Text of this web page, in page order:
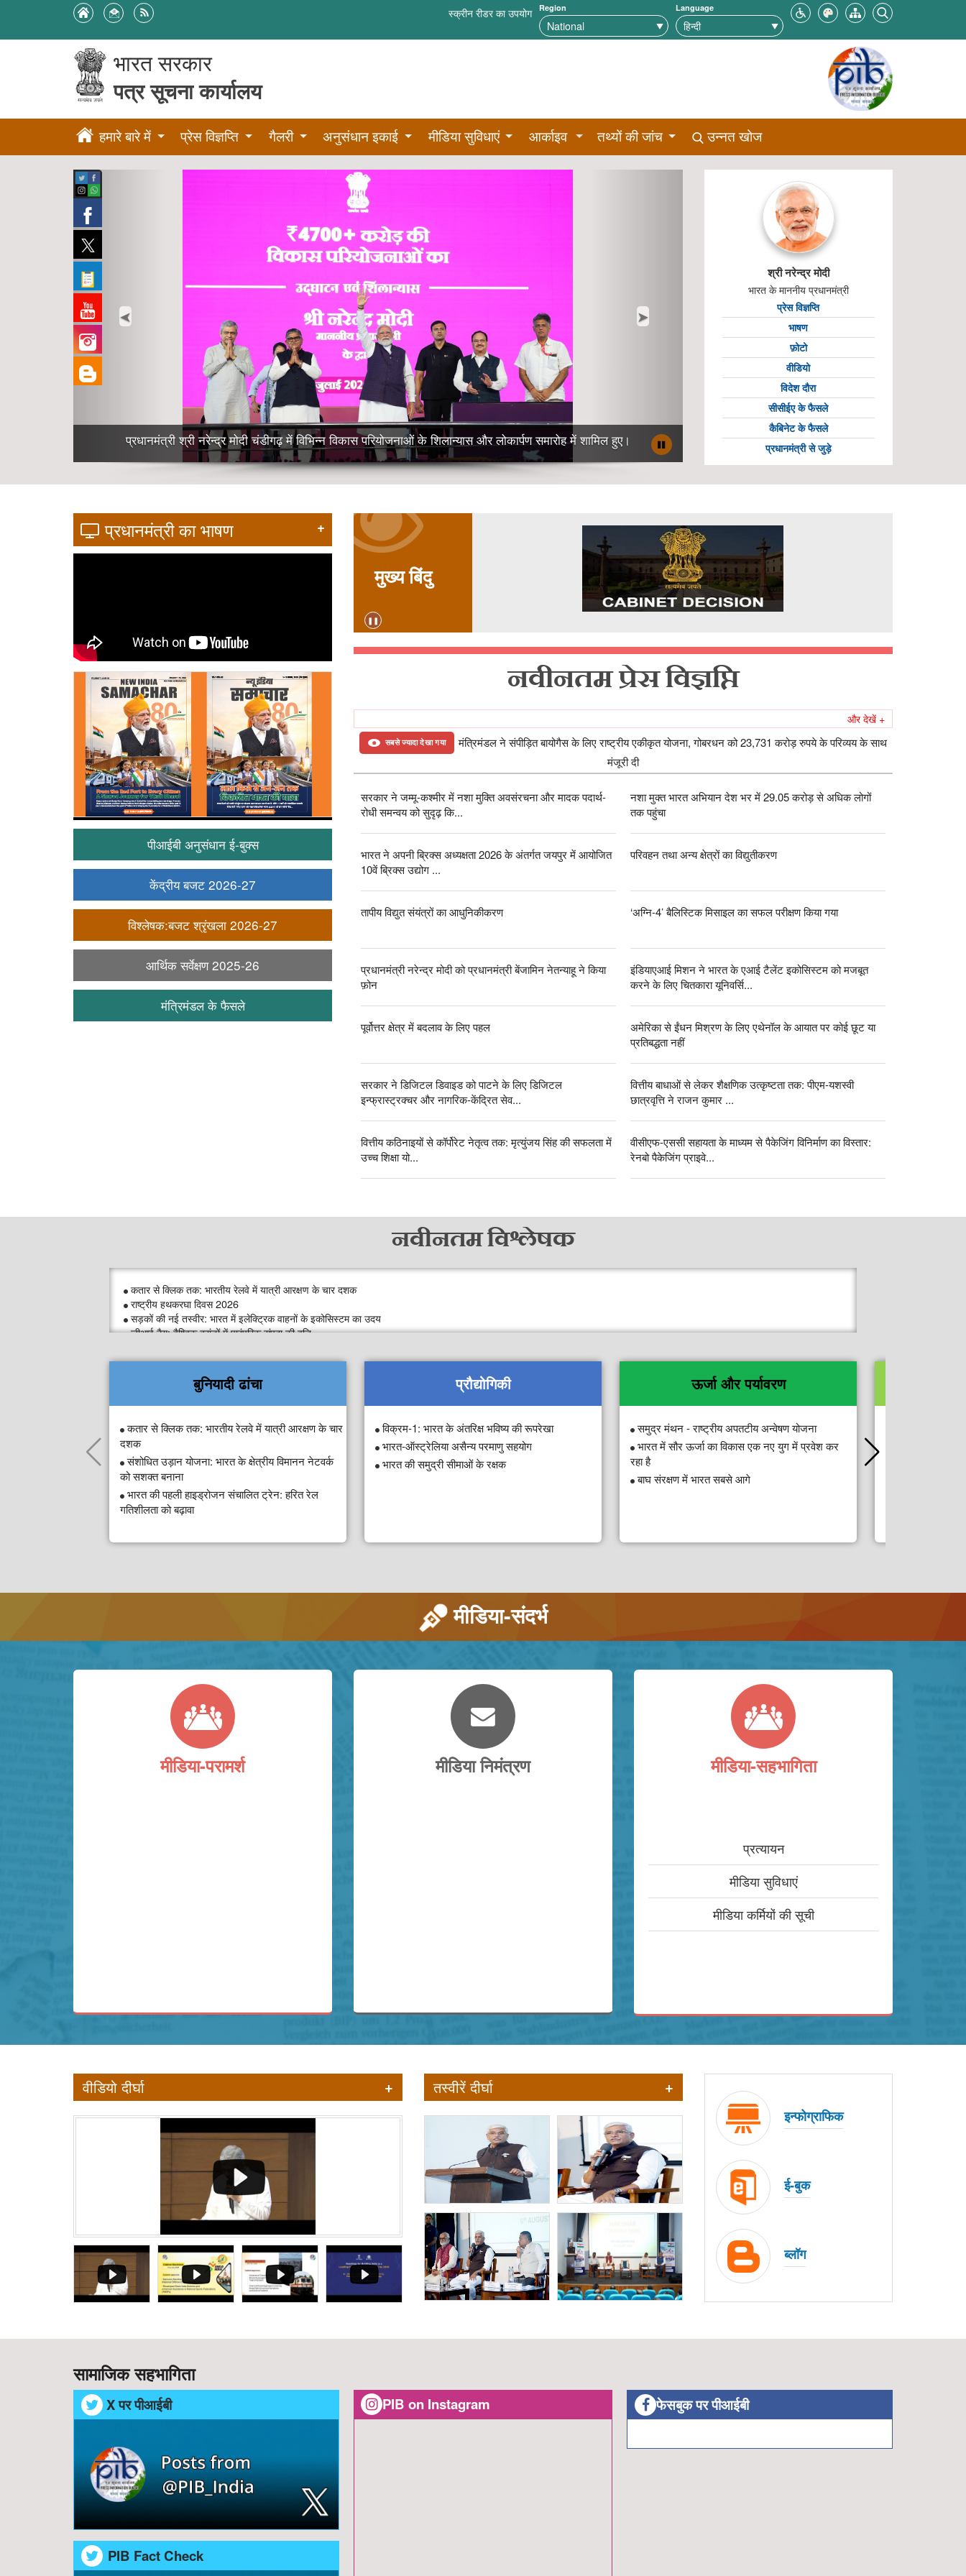
स्क्रीन रीडर का उपयोग Region Language
भारत सरकार
पत्र सूचना कार्यालय
हमारे बारे में प्रेस विज्ञप्ति गैलरी अनुसंधान इकाई मीडिया सुविधाएं आर्काइव तथ्यों की जांच उन्नत खोज
प्रधानमंत्री श्री नरेन्द्र मोदी हरियाणा के जींद रेलवे स्टेशन से जींद और सोनीपत के बीच भारत की पहली हाइड्रोजन ट्रेन को हरी झंडी दिखाने
के समारोह में शामिल हुए।
➤ ➤
Pause
banner
श्री नरेन्‍द्र मोदी
भारत के माननीय प्रधानमंत्री
प्रेस विज्ञप्ति
भाषण
फ़ोटो
वीडियो
विदेश दौरा
सीसीईए के फैसले
कैबिनेट के फैसले
प्रधानमंत्री से जुड़े
+
प्रधानमंत्री का भाषण
पीआईबी अनुसंधान ई-बुक्स
केंद्रीय बजट 2026-27
विश्लेषक:बजट श्रृंखला 2026-27
आर्थिक सर्वेक्षण 2025-26
मंत्रिमंडल के फैसले
मुख्य बिंदु
❚❚
नवीनतम प्रेस विज्ञप्ति
और देखें +
सबसे ज्यादा देखा गया
मंत्रिमंडल ने संपीड़ित बायोगैस के लिए राष्ट्रीय एकीकृत योजना, गोबरधन को 23,731 करोड़ रुपये के परिव्यय के साथ
मंजूरी दी
सरकार ने जम्मू-कश्मीर में नशा मुक्ति अवसंरचना और मादक पदार्थ-
रोधी समन्वय को सुदृढ़ कि...
नशा मुक्त भारत अभियान देश भर में 29.05 करोड़ से अधिक लोगों
तक पहुंचा
भारत ने अपनी ब्रिक्स अध्यक्षता 2026 के अंतर्गत जयपुर में आयोजित
10वें ब्रिक्स उद्योग ...
परिवहन तथा अन्य क्षेत्रों का विद्युतीकरण
तापीय विद्युत संयंत्रों का आधुनिकीकरण ‘अग्नि-4’ बैलिस्टिक मिसाइल का सफल परीक्षण किया गया
प्रधानमंत्री नरेन्द्र मोदी को प्रधानमंत्री बेंजामिन नेतन्याहू ने किया
फ़ोन
इंडियाएआई मिशन ने भारत के एआई टैलेंट इकोसिस्टम को मजबूत
करने के लिए चितकारा यूनिवर्सि...
पूर्वोत्तर क्षेत्र में बदलाव के लिए पहल
अमेरिका से ईंधन मिश्रण के लिए एथेनॉल के आयात पर कोई छूट या
प्रतिबद्धता नहीं
सरकार ने डिजिटल डिवाइड को पाटने के लिए डिजिटल
इन्फ्रास्ट्रक्चर और नागरिक-केंद्रित सेव...
वित्तीय बाधाओं से लेकर शैक्षणिक उत्कृष्टता तक: पीएम-यशस्वी
छात्रवृत्ति ने राजन कुमार ...
वित्तीय कठिनाइयों से कॉर्पोरेट नेतृत्व तक: मृत्युंजय सिंह की सफलता में
उच्च शिक्षा यो...
वीसीएफ-एससी सहायता के माध्यम से पैकेजिंग विनिर्माण का विस्तार:
रेनबो पैकेजिंग प्राइवे...
नवीनतम विश्लेषक
कतार से क्लिक तक: भारतीय रेलवे में यात्री आरक्षण के चार दशक
राष्ट्रीय हथकरघा दिवस 2026
सड़कों की नई तस्वीर: भारत में इलेक्ट्रिक वाहनों के इकोसिस्टम का उदय
जीआई टैग: वैश्विक ब्रांडों में पारंपरिक संपदा की वृद्धि
बुनियादी ढांचा
कतार से क्लिक तक: भारतीय रेलवे में यात्री आरक्षण के चार
दशक
संशोधित उड़ान योजना: भारत के क्षेत्रीय विमानन नेटवर्क
को सशक्त बनाना
भारत की पहली हाइड्रोजन संचालित ट्रेन: हरित रेल
गतिशीलता को बढ़ावा
प्रौद्योगिकी
विक्रम-1: भारत के अंतरिक्ष भविष्य की रूपरेखा
भारत-ऑस्ट्रेलिया असैन्य परमाणु सहयोग
भारत की समुद्री सीमाओं के रक्षक
ऊर्जा और पर्यावरण
समुद्र मंथन - राष्ट्रीय अपतटीय अन्वेषण योजना
भारत में सौर ऊर्जा का विकास एक नए युग में प्रवेश कर
रहा है
बाघ संरक्षण में भारत सबसे आगे
मीडिया-संदर्भ
मीडिया-परामर्श मीडिया निमंत्रण मीडिया-सहभागिता
प्रत्यायन
मीडिया सुविधाएं
मीडिया कर्मियों की सूची
वीडियो दीर्घा + तस्वीरें दीर्घा +
इन्फोग्राफिक
ई-बुक
ब्लॉग
सामाजिक सहभागिता
X पर पीआईबी
PIB Fact Check
PIB on Instagram फेसबुक पर पीआईबी